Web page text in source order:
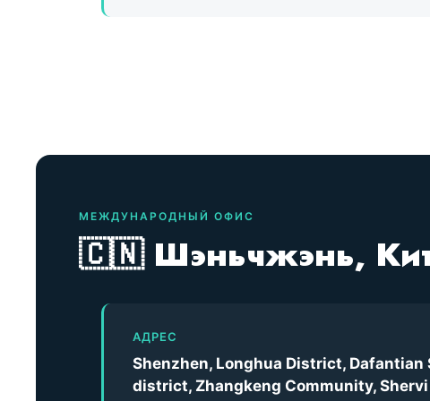
МЕЖДУНАРОДНЫЙ ОФИС
🇨🇳 Шэньчжэнь,
АДРЕС
Shenzhen, Longhua District, Dafantian
district, Zhangkeng Community, Shervi